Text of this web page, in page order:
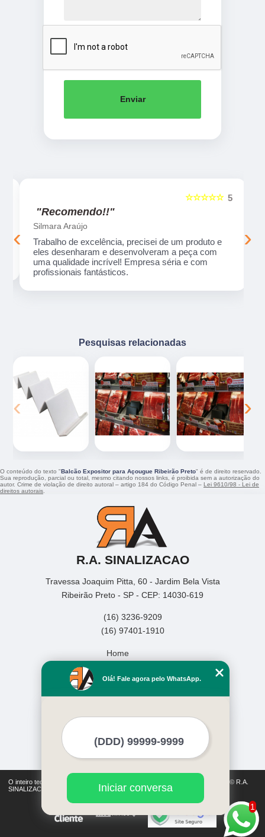
Enviar
5
☆☆☆☆☆
"Recomendo!!"
Silmara Araújo
Trabalho de excelência, precisei de um produto e
eles desenharam e desenvolveram a peça com
uma qualidade incrível! Empresa séria e com
profissionais fantásticos.
‹ ›
Pesquisas relacionadas
‹ ›
O conteúdo do texto "Balcão Expositor para Açougue Ribeirão Preto" é de direito reservado.
Sua reprodução, parcial ou total, mesmo citando nossos links, é proibida sem a autorização do
autor. Crime de violação de direito autoral – artigo 184 do Código Penal – Lei 9610/98 - Lei de
direitos autorais.
R.A. SINALIZACAO
Travessa Joaquim Pitta, 60 - Jardim Bela Vista
Ribeirão Preto - SP - CEP: 14030-619
(16) 3236-9209
(16) 97401-1910
Home
Missão
O inteiro teor deste site está sujeito à proteção de direitos autorais. Copyright© R.A.
SINALIZACAO (Lei 9610 de 19/02/1998)
1
Olá! Fale agora pelo WhatsApp.
Iniciar conversa